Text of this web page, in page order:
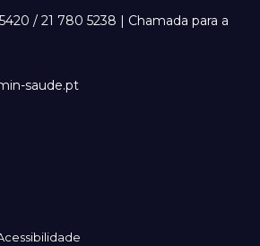
/ 21 780 5238 | Chamada para a
saude.pt